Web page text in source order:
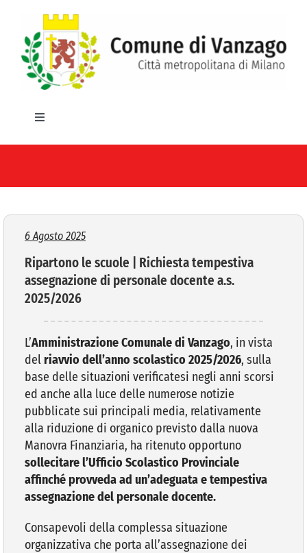
contenuto
Toggle
HOME
IL COMUNE
SERVIZI E UTILITA’
AREE TEMATICHE
VIVERE VANZAGO
COMUNICAZIONE
6 Agosto 2025
Ripartono le scuole | Richiesta tempestiva
assegnazione di personale docente a.s.
2025/2026
L’Amministrazione Comunale di Vanzago, in vista
del riavvio dell’anno scolastico 2025/2026, sulla
base delle situazioni verificatesi negli anni scorsi
ed anche alla luce delle numerose notizie
pubblicate sui principali media, relativamente
alla riduzione di organico previsto dalla nuova
Manovra Finanziaria, ha ritenuto opportuno
sollecitare l’Ufficio Scolastico Provinciale
affinché provveda ad un’adeguata e tempestiva
assegnazione del personale docente.
Consapevoli della complessa situazione
organizzativa che porta all’assegnazione dei